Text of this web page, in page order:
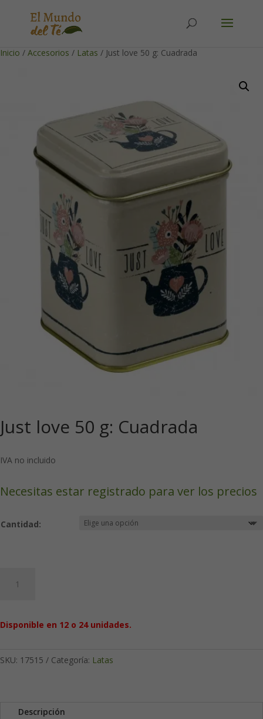
Inicio / Accesorios / Latas / Just love 50 g: Cuadrada
Just love 50 g: Cuadrada
IVA no incluido
Necesitas estar registrado para ver los precios
Cantidad:
Cuadrada
Disponible en 12 o 24 unidades.
SKU: 17515 Categoría: Latas
Descripción